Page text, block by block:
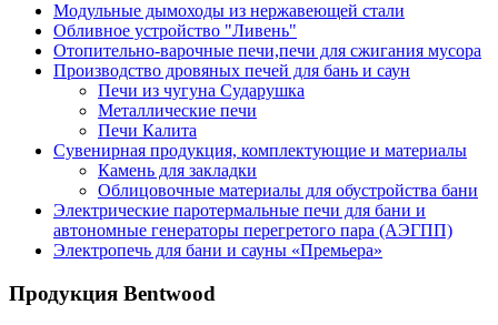
Модульные дымоходы из нержавеющей стали
Обливное устройство "Ливень"
Отопительно-варочные печи,печи для сжигания мусора
Производство дровяных печей для бань и саун
Печи из чугуна Сударушка
Металлические печи
Печи Калита
Сувенирная продукция, комплектующие и материалы
Камень для закладки
Облицовочные материалы для обустройства бани
Электрические паротермальные печи для бани и
автономные генераторы перегретого пара (АЭГПП)
Электропечь для бани и сауны «Премьера»
Продукция Bentwood